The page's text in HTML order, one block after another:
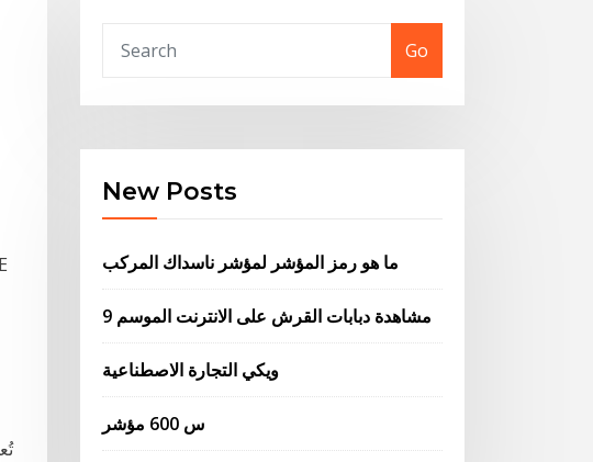
Go
New Posts
ما هو رمز المؤشر لمؤشر ناسداك المركب
مشاهدة دبابات القرش على الانترنت الموسم 9
ويكي التجارة الاصطناعية
س 600 مؤشر